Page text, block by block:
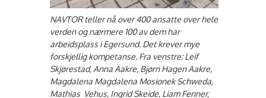
NAVTOR teller nå over 400 ansatte over hele
verden og nærmere 100 av dem har
arbeidsplass i Egersund. Det krever mye
forskjellig kompetanse. Fra venstre: Leif
Skjørestad, Anna Aakre, Bjørn Hagen Aakre,
Magdalena Magdalena Mosionek Schweda,
Mathias Vehus, Ingrid Skeide, Liam Fenner,